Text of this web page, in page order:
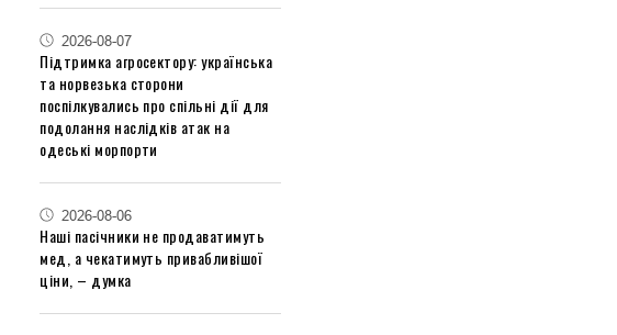
2026-08-07
Підтримка агросектору: українська
та норвезька сторони
поспілкувались про спільні дії для
подолання наслідків атак на
одеські морпорти
2026-08-06
Наші пасічники не продаватимуть
мед, а чекатимуть привабливішої
ціни, – думка